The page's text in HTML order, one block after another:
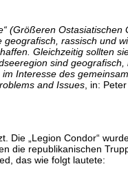
(Größeren
rassisch und
Gleichzeitig sollten
sind
Interesse des
and Issues , in:
Die „Legion Condor“
die republikanischen
das wie folgt lautete: